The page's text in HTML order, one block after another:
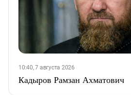
10:40, 7 августа 2026
Кадыров Рамзан Ахматович